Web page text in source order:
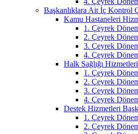
Başkanlıklara Ait İç Kontrol
Kamu Hastaneleri
1. Çeyrek
2. Çeyrek
3. Çeyrek
4. Çeyrek
Halk Sağlığı Hizmetleri
1. Çeyrek
2. Çeyrek
3. Çeyrek
4. Çeyrek
Destek Hizmetleri
1. Çeyrek
2. Çeyrek